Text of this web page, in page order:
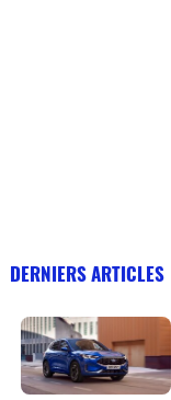
DERNIERS ARTICLES